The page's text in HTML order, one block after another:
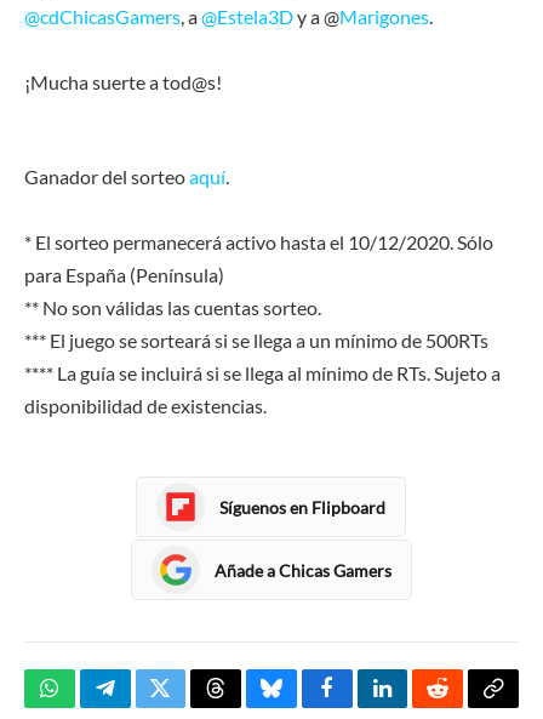
@cdChicasGamers, a@Estela3Dy a @Marigones.
¡Mucha suerte a tod@s!
Ganador del sorteoaquí.
* El sorteo permanecerá activo hasta el 10/12/2020. Sólo
para España (Península)
** No son válidas las cuentas sorteo.
*** El juego se sorteará si se llega a un mínimo de 500RTs
**** La guía se incluirá si se llega al mínimo de RTs. Sujeto a
disponibilidad de existencias.
Síguenos en Flipboard
Añade a Chicas Gamers
WhatsAppTelegramTwitterThreadsBlueskyFacebookLinkedInReddit